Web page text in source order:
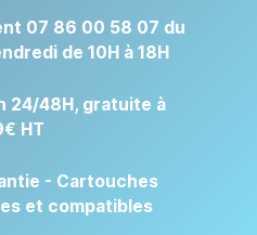
07 86 00 58 07 du
de 10H à 18H
24/48H, gratuite à
HT
- Cartouches
et compatibles